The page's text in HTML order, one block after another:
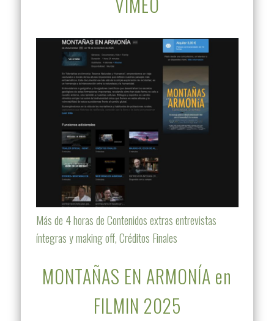
Más de 4 horas de Contenidos extras entrevistas
íntegras y making off, Créditos Finales
MONTAÑAS EN ARMONÍA en
FILMIN 2025